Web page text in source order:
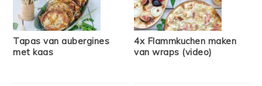
Tapas van aubergines
met kaas
4x Flammkuchen maken
van wraps (video)